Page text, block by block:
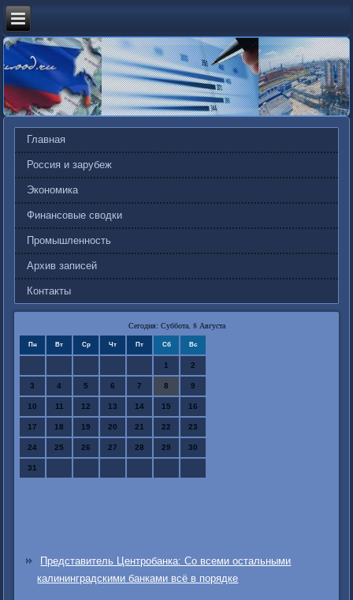
Главная
Россия и зарубеж
Экономика
Финансовые сводки
Промышленность
Архив записей
Контакты
Сегодня: Суббота, 8 Августа
Пн Вт Ср Чт Пт Сб Вс
1 2
3 4 5 6 7 8 9
10 11 12 13 14 15 16
17 18 19 20 21 22 23
24 25 26 27 28 29 30
31
Представитель Центробанка: Со всеми остальными
калининградскими банками всё в порядке